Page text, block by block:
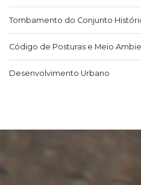
Tombamento do Conjunto
Código de Posturas e Meio
Desenvolvimento Urbano